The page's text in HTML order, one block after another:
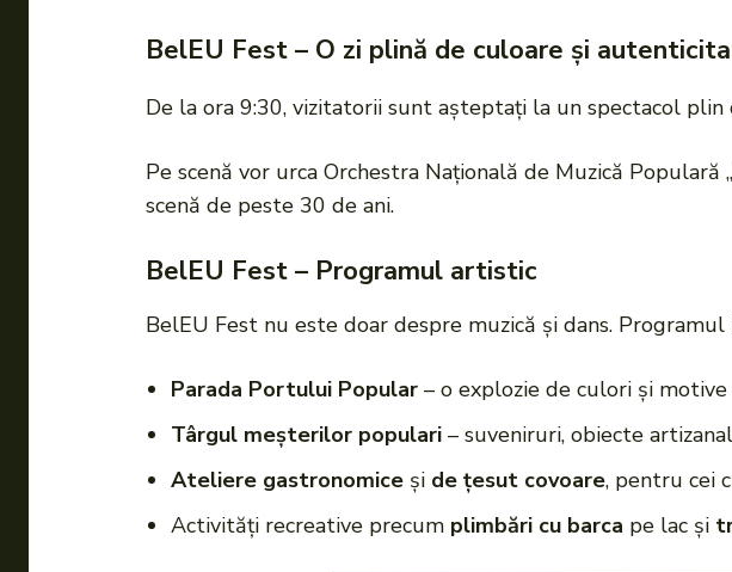
BelEU Fest – O zi plină de culoare și
De la ora 9:30, vizitatorii sunt așteptați la un spectacol
Pe scenă vor urca Orchestra Națională de Muzică
scenă de peste 30 de ani.
BelEU Fest – Programul artistic
BelEU Fest nu este doar despre muzică și dans. Programul
Parada Portului Popular – o explozie de culori și
Târgul meșterilor populari – suveniruri, obiecte
Ateliere gastronomice și de țesut covoare, pentru cei
Activități recreative precum plimbări cu barca pe lac și